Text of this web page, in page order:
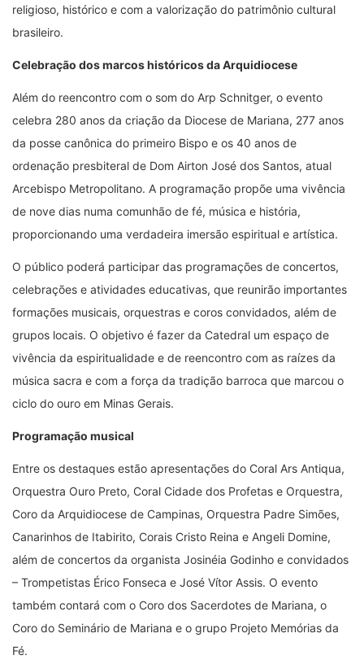
religioso, histórico e com a valorização do patrimônio cultural
brasileiro.
Celebração dos marcos históricos da Arquidiocese
Além do reencontro com o som do Arp Schnitger, o evento
celebra 280 anos da criação da Diocese de Mariana, 277 anos
da posse canônica do primeiro Bispo e os 40 anos de
ordenação presbiteral de Dom Airton José dos Santos, atual
Arcebispo Metropolitano. A programação propõe uma vivência
de nove dias numa comunhão de fé, música e história,
proporcionando uma verdadeira imersão espiritual e artística.
O público poderá participar das programações de concertos,
celebrações e atividades educativas, que reunirão importantes
formações musicais, orquestras e coros convidados, além de
grupos locais. O objetivo é fazer da Catedral um espaço de
vivência da espiritualidade e de reencontro com as raízes da
música sacra e com a força da tradição barroca que marcou o
ciclo do ouro em Minas Gerais.
Programação musical
Entre os destaques estão apresentações do Coral Ars Antiqua,
Orquestra Ouro Preto, Coral Cidade dos Profetas e Orquestra,
Coro da Arquidiocese de Campinas, Orquestra Padre Simões,
Canarinhos de Itabirito, Corais Cristo Reina e Angeli Domine,
além de concertos da organista Josinéia Godinho e convidados
– Trompetistas Érico Fonseca e José Vítor Assis. O evento
também contará com o Coro dos Sacerdotes de Mariana, o
Coro do Seminário de Mariana e o grupo Projeto Memórias da
Fé.